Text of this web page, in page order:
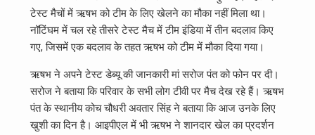
टेस्ट मैचों में ऋषभ को टीम के लिए खेलने का मौका नहीं मिला था।
नॉटिंघम में चल रहे तीसरे टेस्ट मैच में टीम इंडिया में तीन बदलाव किए
गए, जिसमें एक बदलाव के तहत ऋषभ को टीम में मौका दिया गया।
ऋषभ ने अपने टेस्ट डेब्यू की जानकारी मां सरोज पंत को फोन पर दी।
सरोज ने बताया कि परिवार के सभी लोग टीवी पर मैच देख रहे हैं। ऋषभ
पंत के स्थानीय कोच चौधरी अवतार सिंह ने बताया कि आज उनके लिए
खुशी का दिन है। आइपीएल में भी ऋषभ ने शानदार खेल का प्रदर्शन